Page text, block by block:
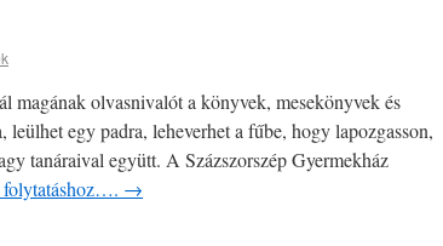
magának olvasnivalót a könyvek, mesekönyvek és
egy padra, leheverhet a fűbe, hogy lapozgasson,
tanáraival együtt. A Százszorszép Gyermekház
folytatáshoz…. →